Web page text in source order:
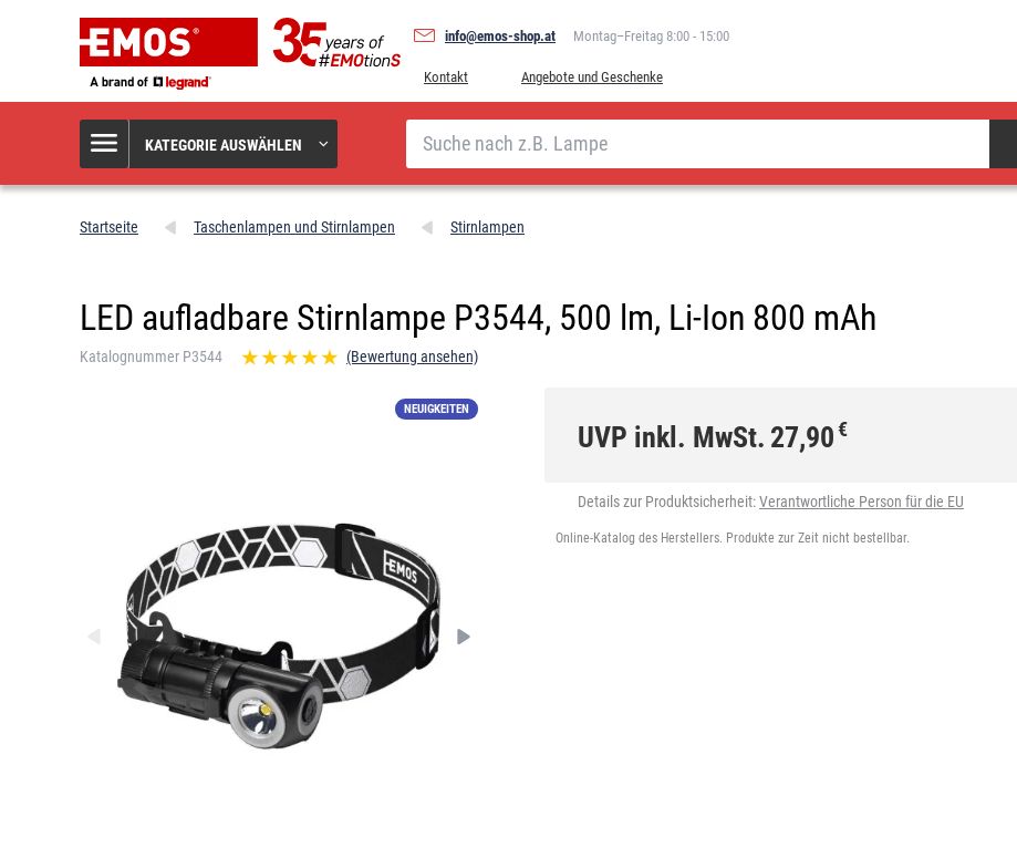
info@emos-shop.at Montag–Freitag 8:00 - 15:00
Kontakt Angebote und Geschenke
KATEGORIE AUSWÄHLEN
Suche
Startseite Taschenlampen und Stirnlampen Stirnlampen
LED aufladbare Stirnlampe P3544, 500 lm, Li-Ion 800 mAh
Katalognummer P3544 (Bewertung ansehen)
NEUIGKEITEN
UVP inkl. MwSt. 27,90€
Details zur Produktsicherheit:Verantwortliche Person für die EU
Online-Katalog des Herstellers. Produkte zur Zeit nicht bestellbar.